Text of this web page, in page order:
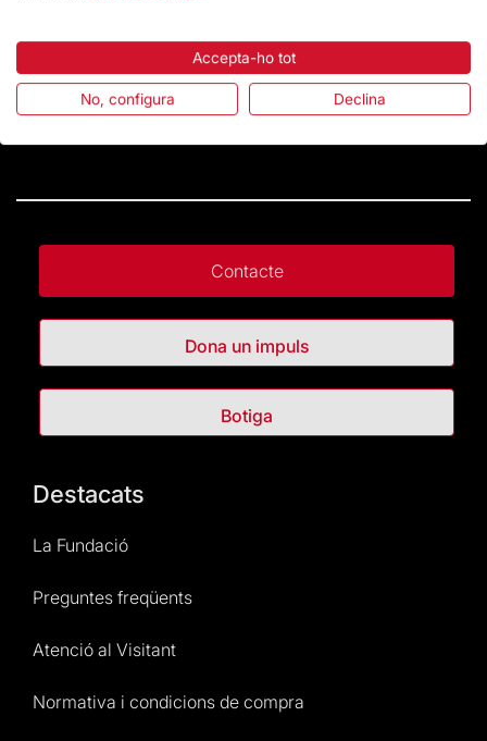
Contacte
Dona un impuls
Botiga
Destacats
La Fundació
Preguntes freqüents
Atenció al Visitant
Normativa i condicions de compra
Accepta-ho tot
No, configura Declina